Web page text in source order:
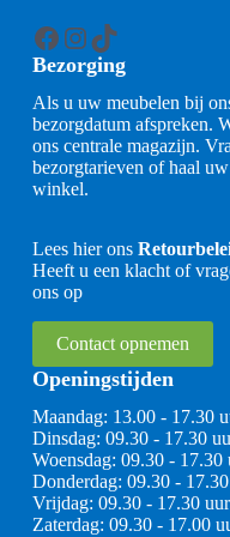
Facebook
Instagram
TikTok
Bezorging
Als u uw meubelen bij
bezorgdatum afspreken.
ons centrale magazijn.
bezorgtarieven of haal
winkel.
Lees hier ons
Heeft u een klacht of
ons op
Contact opnemen
Openingstijden
Maandag: 13.00 - 17.30
Dinsdag: 09.30 - 17.30
Woensdag: 09.30 - 17.30
Donderdag: 09.30 -
Vrijdag: 09.30 - 17.30 uur
Zaterdag: 09.30 - 17.00